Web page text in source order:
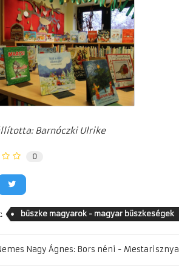
Barnóczki Ulrike
0
büszke magyarok - magyar büszkeségek
Nagy Ágnes: Bors néni - Mestarisznya